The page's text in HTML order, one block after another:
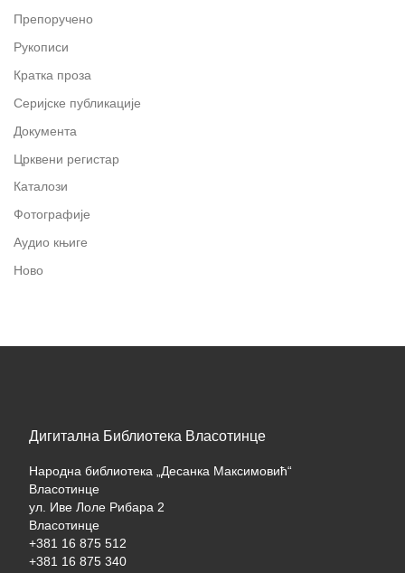
Препоручено
Рукописи
Кратка проза
Серијске публикације
Документа
Црквени регистар
Каталози
Фотографије
Аудио књиге
Ново
Дигитална Библиотека Власотинце
Народна библиотека „Десанка Максимовић“
Власотинце
ул. Иве Лоле Рибара 2
Власотинце
+381 16 875 512
+381 16 875 340